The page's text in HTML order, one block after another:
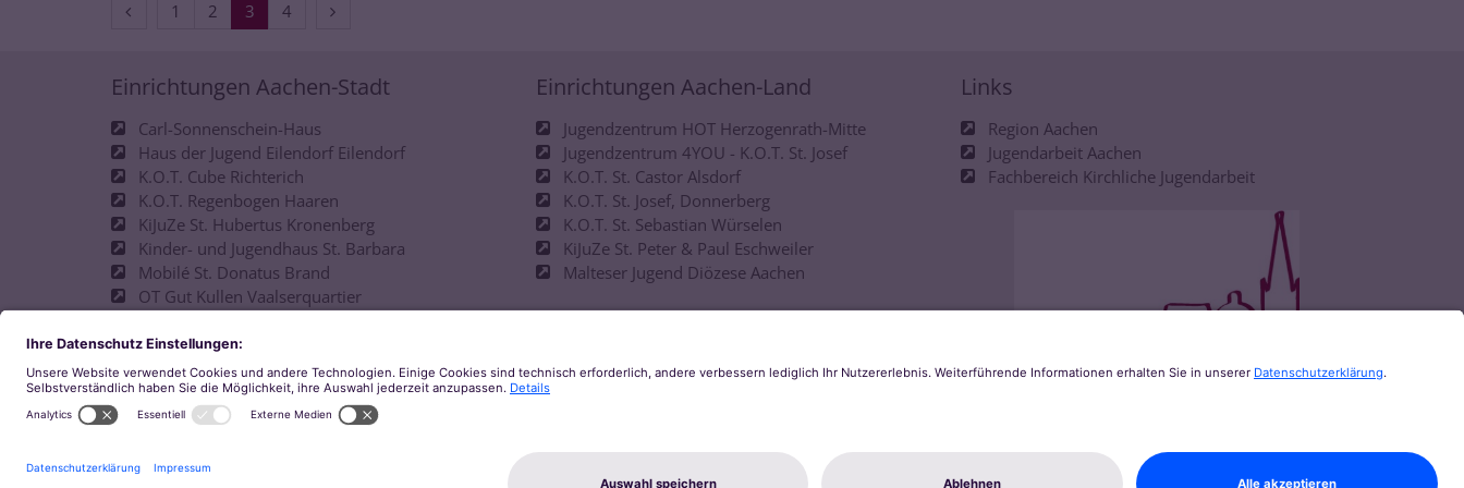
Vorherige Seite
1 2 3 4 Nächste Seite
Einrichtungen Aachen-Stadt
Carl-Sonnenschein-Haus
Haus der Jugend Eilendorf Eilendorf
K.O.T. Cube Richterich
K.O.T. Regenbogen Haaren
KiJuZe St. Hubertus Kronenberg
Kinder- und Jugendhaus St. Barbara
Mobilé St. Donatus Brand
OT Gut Kullen Vaalserquartier
Offene Tür D-Hof
Philipp-Neri-Haus
pinu´u Jugendkulturcafé
Space Walheim
Einrichtungen Aachen-Land
Jugendzentrum HOT Herzogenrath-Mitte
Jugendzentrum 4YOU - K.O.T. St. Josef
K.O.T. St. Castor Alsdorf
K.O.T. St. Josef, Donnerberg
K.O.T. St. Sebastian Würselen
KiJuZe St. Peter & Paul Eschweiler
Malteser Jugend Diözese Aachen
Links
Region Aachen
Jugendarbeit Aachen
Fachbereich Kirchliche Jugendarbeit